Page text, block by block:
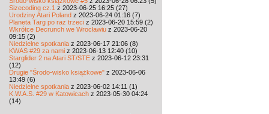
Sizecoding cz.1 z 2023-06-25 16:25 (27)
Urodziny Atari Poland z 2023-06-24 01:16 (7)
Planeta Targ po raz trzeci z 2023-06-20 15:59 (2)
Wkrótce Decrunch we Wrocławiu z 2023-06-20
09:15 (2)
Niedzielne spotkania z 2023-06-17 21:06 (8)
KWAS #29 za nami z 2023-06-13 12:40 (10)
Starglider 2 na Atari ST/STE z 2023-06-12 23:31
(12)
Drugie "Środo-wisko książkowe" z 2023-06-06
13:49 (6)
Niedzielne spotkania z 2023-06-02 14:11 (1)
K.W.A.S. #29 w Katowicach z 2023-05-30 04:24
(14)